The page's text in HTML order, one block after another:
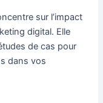
sur l’impact
digital. Elle
de cas pour
dans vos